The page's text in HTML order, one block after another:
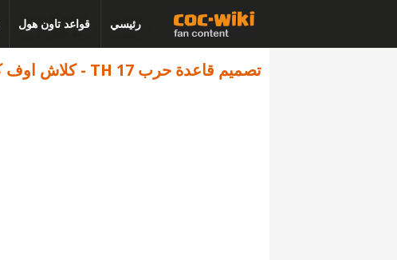
رئيسي قواعد تاون هول
تصميم قاعدة حرب TH 17 - كلاش اوف كلانس - البديل 2683